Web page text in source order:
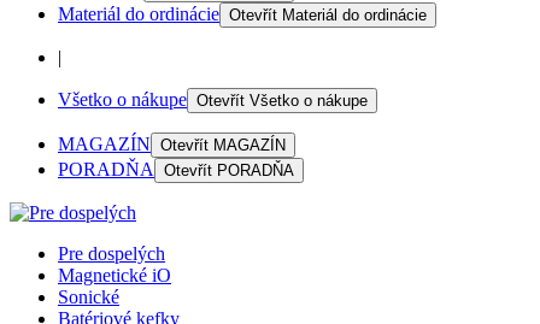
Materiál do ordinácie Otevřít Materiál do ordinácie
|
Všetko o nákupe Otevřít Všetko o nákupe
MAGAZÍN Otevřít MAGAZÍN
PORADŇA Otevřít PORADŇA
Pre dospelých
Magnetické iO
Sonické
Batériové kefky